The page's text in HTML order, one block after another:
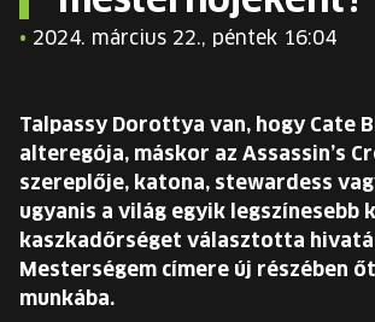
BRAIN BAR™ TRIBE
EURÓPA JÖVŐFESZTIVÁLJA
ELŐADÓK
• 2024. március 22., péntek 16:04
Talpassy Dorottya van, hogy Cate
alteregója, máskor az Assassin’s
szereplője, katona, stewardess
ugyanis a világ egyik legszínesebb
kaszkadőrséget választotta
Mesterségem címere új részében
munkába.